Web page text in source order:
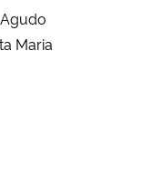
Maria